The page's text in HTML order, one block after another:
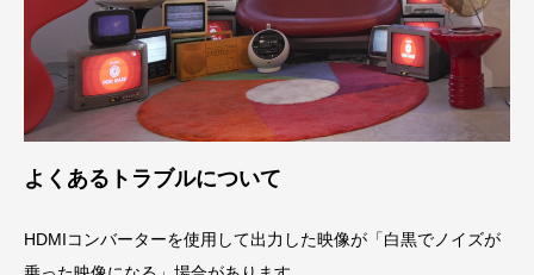
よくあるトラブルについて
HDMIコンバーターを使用して出力した映像が「白黒でノイズが